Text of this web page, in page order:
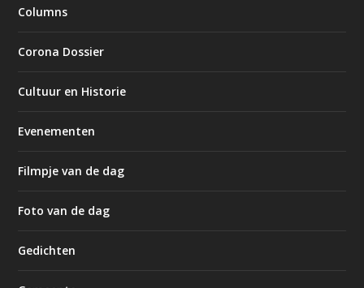
Columns
Corona Dossier
Cultuur en Historie
Evenementen
Filmpje van de dag
Foto van de dag
Gedichten